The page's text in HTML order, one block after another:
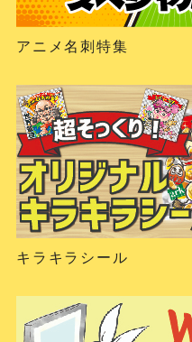
アニメ名刺特集
キラキラシール